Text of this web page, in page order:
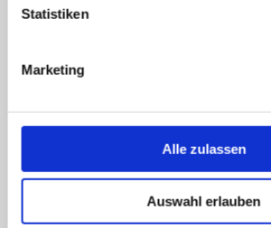
Statistiken
Marketing
Alle zulassen
Auswahl erlauben
herunterladen
Installationswesen
Herr Lars Kaufmann
Installationswesen Strom
(Im Auftrag der GeraNetz
Herr
(Im
GmbH)